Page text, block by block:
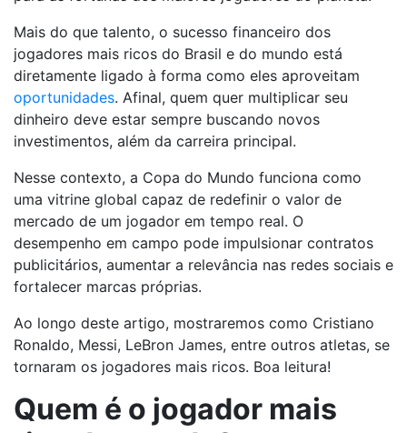
Mais do que talento, o sucesso financeiro dos
jogadores mais ricos do Brasil e do mundo está
diretamente ligado à forma como eles aproveitam
oportunidades. Afinal, quem quer multiplicar seu
dinheiro deve estar sempre buscando novos
investimentos, além da carreira principal.
Nesse contexto, a Copa do Mundo funciona como
uma vitrine global capaz de redefinir o valor de
mercado de um jogador em tempo real. O
desempenho em campo pode impulsionar contratos
publicitários, aumentar a relevância nas redes sociais e
fortalecer marcas próprias.
Ao longo deste artigo, mostraremos como Cristiano
Ronaldo, Messi, LeBron James, entre outros atletas, se
tornaram os jogadores mais ricos. Boa leitura!
Quem é o jogador mais